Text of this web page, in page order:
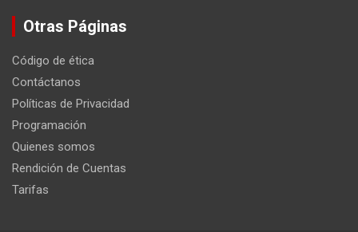
Otras Páginas
Código de ética
Contáctanos
Políticas de Privacidad
Programación
Quienes somos
Rendición de Cuentas
Tarifas